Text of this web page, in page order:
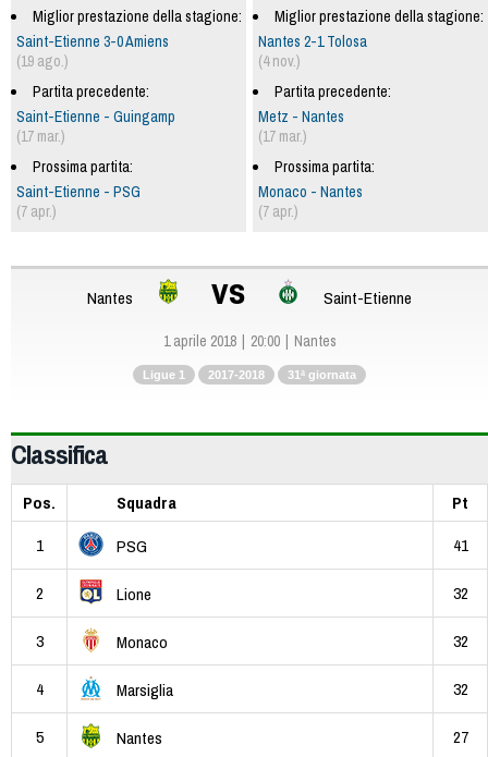
Miglior prestazione della stagione:
Nantes 2-1 Tolosa
(4 nov.)
Partita precedente:
Metz - Nantes
(17 mar.)
Prossima partita:
Monaco - Nantes
(7 apr.)
Miglior prestazione della stagione:
Saint-Etienne 3-0 Amiens
(19 ago.)
Partita precedente:
Saint-Etienne - Guingamp
(17 mar.)
Prossima partita:
Saint-Etienne - PSG
(7 apr.)
Nantes vs Saint-Etienne
1 aprile 2018 20:00 Nantes
Ligue 1 2017-2018 31ª giornata
Classifica
Pos. Squadra
Pt
1
PSG 41
2 Lione 32
3 Monaco 32
4 Marsiglia 32
5 Nantes 27